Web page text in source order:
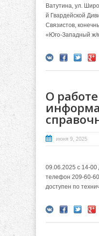
Ватутина, ул.
й Гвардейской
Связистов,
«Юго-Западный ж/
О работе
июня 9, 2025
09.06.2025 с 14-00
телефон 209-60-
доступен по